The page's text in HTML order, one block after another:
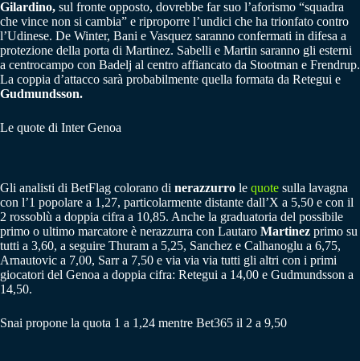
Gilardino, sul fronte opposto, dovrebbe far suo l’aforismo “squadra
che vince non si cambia” e riproporre l’undici che ha trionfato contro
l’Udinese. De Winter, Bani e Vasquez saranno confermati in difesa a
protezione della porta di Martinez. Sabelli e Martin saranno gli esterni
a centrocampo con Badelj al centro affiancato da Stootman e Frendrup.
La coppia d’attacco sarà probabilmente quella formata da Retegui e
Gudmundsson.
Le quote di Inter Genoa
Gli analisti di BetFlag colorano di nerazzurro le quote sulla lavagna
con l’1 popolare a 1,27, particolarmente distante dall’X a 5,50 e con il
2 rossoblù a doppia cifra a 10,85. Anche la graduatoria del possibile
primo o ultimo marcatore è nerazzurra con Lautaro Martinez primo su
tutti a 3,60, a seguire Thuram a 5,25, Sanchez e Calhanoglu a 6,75,
Arnautovic a 7,00, Sarr a 7,50 e via via via tutti gli altri con i primi
giocatori del Genoa a doppia cifra: Retegui a 14,00 e Gudmundsson a
14,50.
Snai propone la quota 1 a 1,24 mentre Bet365 il 2 a 9,50